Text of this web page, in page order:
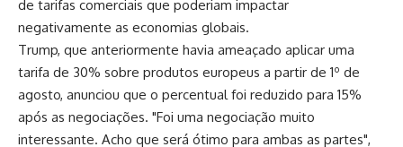
de tarifas comerciais que poderiam impactar
negativamente as economias globais.
Trump, que anteriormente havia ameaçado aplicar uma
tarifa de 30% sobre produtos europeus a partir de 1º de
agosto, anunciou que o percentual foi reduzido para 15%
após as negociações. "Foi uma negociação muito
interessante. Acho que será ótimo para ambas as partes",